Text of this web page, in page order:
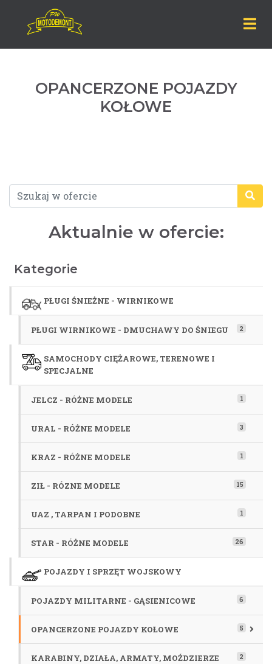
OPANCERZONE POJAZDY
KOŁOWE
Aktualnie w ofercie:
Kategorie
PŁUGI ŚNIEŻNE - WIRNIKOWE
PŁUGI WIRNIKOWE - DMUCHAWY DO ŚNIEGU 2
SAMOCHODY CIĘŻAROWE, TERENOWE I
SPECJALNE
JELCZ - RÓŻNE MODELE 1
URAL - RÓŻNE MODELE 3
KRAZ - RÓŻNE MODELE 1
ZIŁ - RÓZNE MODELE 15
UAZ , TARPAN I PODOBNE 1
STAR - RÓŻNE MODELE 26
POJAZDY I SPRZĘT WOJSKOWY
POJAZDY MILITARNE - GĄSIENICOWE 6
OPANCERZONE POJAZDY KOŁOWE 5
KARABINY, DZIAŁA, ARMATY, MOŹDZIERZE 2